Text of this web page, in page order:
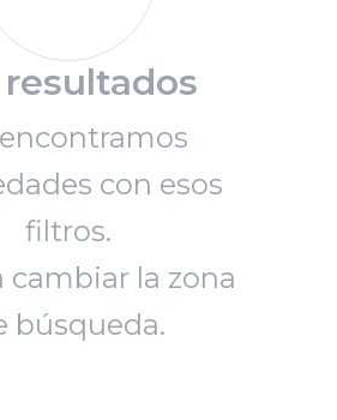
resultados
con esos
filtros.
cambiar la zona
búsqueda.